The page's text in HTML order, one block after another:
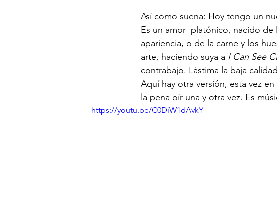
Así como suena: Hoy tengo un
Es un amor  platónico, nacido
apariencia, o de la carne y los
arte, haciendo suya a I Can See
contrabajo. Lástima la baja
Aquí hay otra versión, esta vez
la pena oír una y otra vez. Es
https://youtu.be/C0DiW1dAvkY